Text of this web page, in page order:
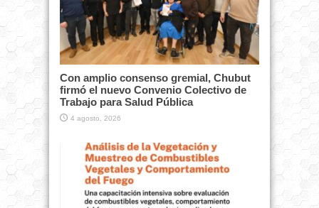
Con amplio consenso gremial, Chubut
firmó el nuevo Convenio Colectivo de
Trabajo para Salud Pública
4 agosto, 2026